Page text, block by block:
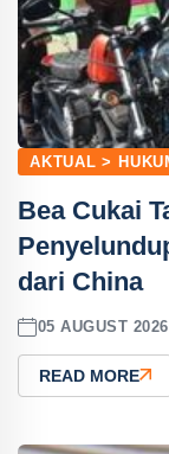
AKTUAL >
Bea Cukai
dari China
05 AUGUST 2026
READ MORE